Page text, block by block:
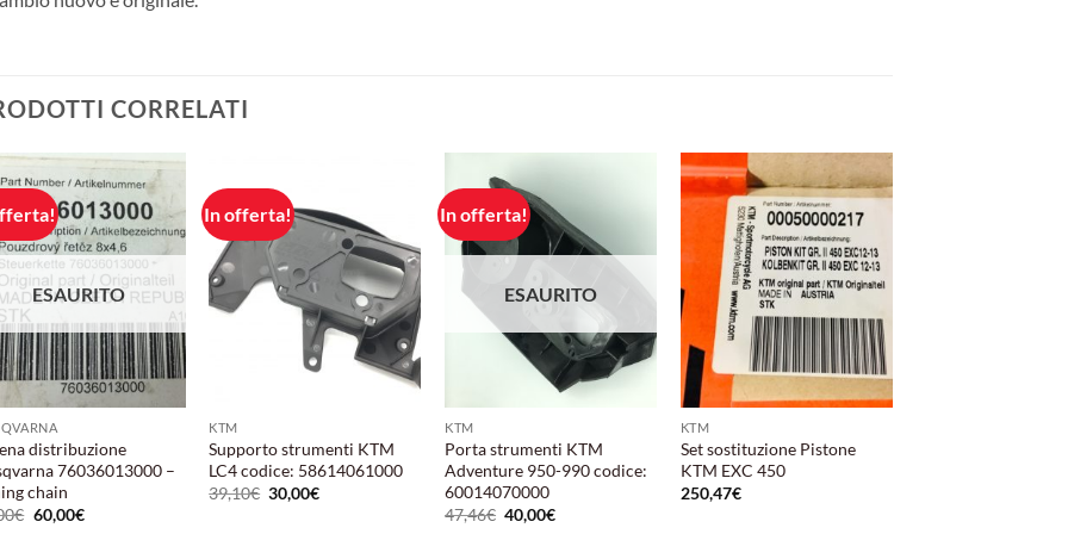
CORRELATI
Aggiungi
alla lista
desideri
ESAURITO
distribuzione
76036013000 –
chain
€ Il
60,00€Il
In offerta!
Aggiungi
alla lista
dei
desideri
KTM
Supporto strumenti KTM
LC4 codice: 58614061000
39,10€ Il
prezzo
30,00€Il
In offerta!
alla lista
dei
desideri
ESAURITO
KTM
Porta strumenti KTM
Adventure 950-990 codice:
60014070000
47,46€ Il
40,00€Il
Aggiungi
alla lista
dei
desideri
KTM
Set sostituzione Pistone
KTM EXC 450
250,47€